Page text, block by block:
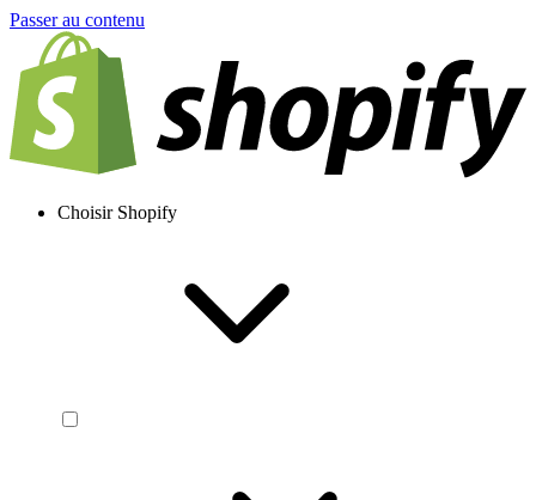
Passer au contenu
Choisir Shopify